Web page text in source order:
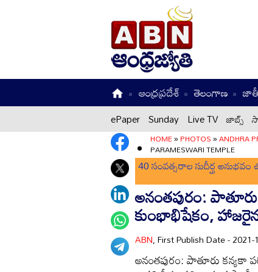
ఆంధ్రప్రదేశ్ తెలంగాణ
ePaper Sunday Live TV జాబ్స్
HOME»PHOTOS»ANDHRA
PARAMESWARI TEMPLE
40 సంవత్సరాల సుదీర్ఘ
అనంతపురం:
కుంభాభిషేకం,
ABN, First Publish Date -
అనంతపురం: పాతూరు